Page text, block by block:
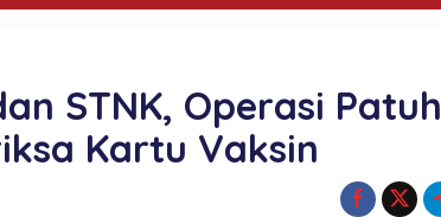
STNK, Operasi Patuh
Kartu Vaksin